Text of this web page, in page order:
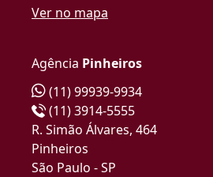
Ver no mapa
Agência Pinheiros
(11) 99939-9934
(11) 3914-5555
R. Simão Álvares, 464
Pinheiros
São Paulo - SP